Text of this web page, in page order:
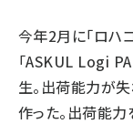
今年2月に「ロハ
「ASKUL Logi
生。出荷能力が
作った。出荷能